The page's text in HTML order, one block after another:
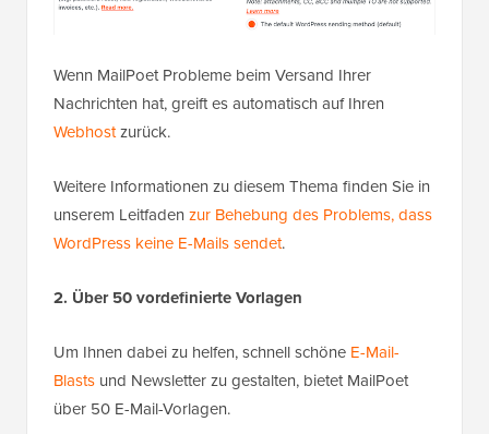
Wenn MailPoet Probleme beim Versand Ihrer
Nachrichten hat, greift es automatisch auf Ihren
Webhostzurück.
Weitere Informationen zu diesem Thema finden Sie in
unserem Leitfaden zur Behebung des Problems, dass
WordPress keine E-Mails sendet.
2. Über 50 vordefinierte Vorlagen
Um Ihnen dabei zu helfen, schnell schöne E-Mail-
Blasts und Newsletter zu gestalten, bietet MailPoet
über 50 E-Mail-Vorlagen.